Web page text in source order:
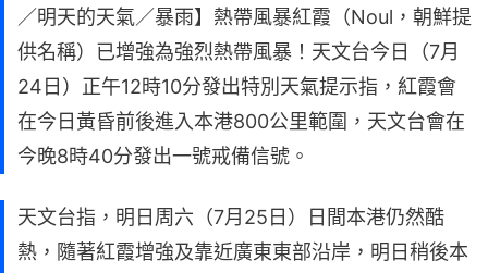
／明天的天氣／暴雨】熱帶風暴紅霞（Noul，朝鮮提
供名稱）已增強為強烈熱帶風暴！天文台今日（7月
24日）正午12時10分發出特別天氣提示指，紅霞會
在今日黃昏前後進入本港800公里範圍，天文台會在
今晚8時40分發出一號戒備信號。
天文台指，明日周六（7月25日）日間本港仍然酷
熱，隨著紅霞增強及靠近廣東東部沿岸，明日稍後本